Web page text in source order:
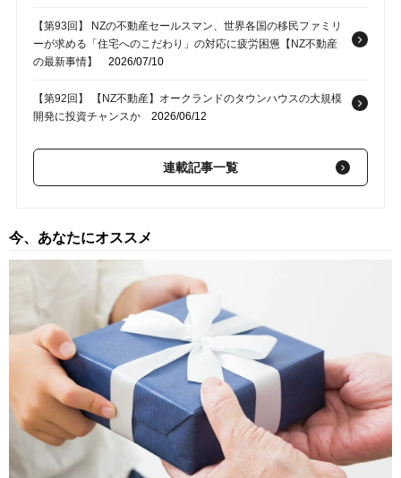
【第93回】 NZの不動産セールスマン、世界各国の移民ファミリ
ーが求める「住宅へのこだわり」の対応に疲労困憊【NZ不動産
の最新事情】
2026/07/10
【第92回】 【NZ不動産】オークランドのタウンハウスの大規模
開発に投資チャンスか 2026/06/12
【第91回】 【事例紹介】最低落札価格150万NZドル→売買成立
155万NZドル…NZ不動産の「オークション売り」は「やはりメ
リットが大きい」といえるワケ2026/04/10
の活気…交流の広がりが生む不動産ビジネス
【第90回】 【NZ不動産】高まる実需の一方で、金利・住宅価格
はまだ低め…購入チャンスを求め活発化する不動産マーケット
2026/02/20
連載記事一覧
今、あなたにオススメ